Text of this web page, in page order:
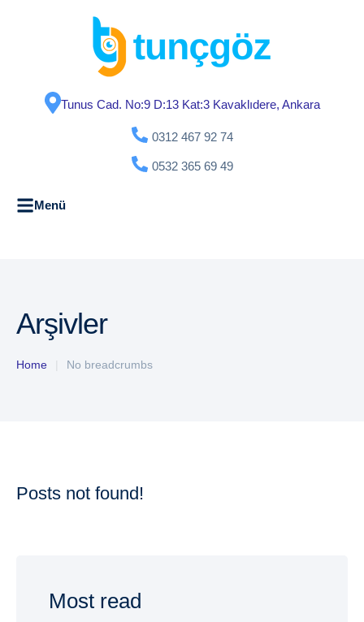
Tunus Cad. No:9 D:13 Kat:3 Kavaklıdere, Ankara
0312 467 92 74
0532 365 69 49
Menü
Arşivler
Home No breadcrumbs
Posts not found!
Most read